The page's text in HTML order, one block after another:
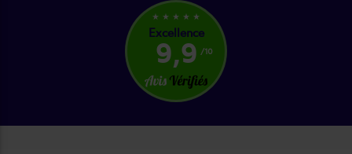
star_rate star_rate star_rate star_rate star_rate
Excellence
9,9 /10